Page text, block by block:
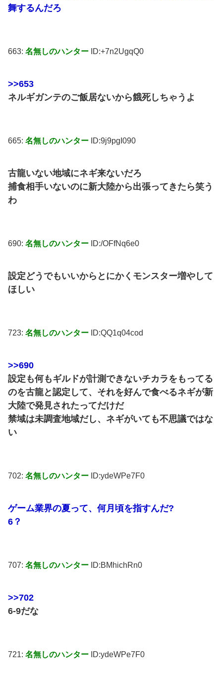
舞するんだろ
663: 名無しのハンター ID:+7n2UgqQ0
>>653
ネルギガンテのご飯居ないから餓死しちゃうよ
665: 名無しのハンター ID:9j9pgI090
古龍いない地域にネギ来ないだろ
捕食相手いないのに新大陸から出張ってきたら笑う
わ
690: 名無しのハンター ID:/OFfNq6e0
設定どうでもいいからとにかくモンスター増やして
ほしい
723: 名無しのハンター ID:QQ1q04cod
>>690
設定も何もギルドが計測できないチカラをもってる
のを古龍と認定して、それを好んで食べるネギが新
大陸で発見されたってだけだ
禁域は未調査地域だし、ネギがいても不思議ではな
い
702: 名無しのハンター ID:ydeWPe7F0
ゲーム業界の夏って、何月頃を指すんだ?
6？
707: 名無しのハンター ID:BMhichRn0
>>702
6-9だな
721: 名無しのハンター ID:ydeWPe7F0